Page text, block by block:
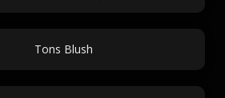
Tons Blush